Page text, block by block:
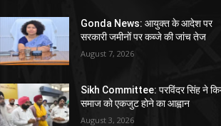
Gonda News: आयुक्त के आदेश पर
सरकारी जमीनों पर कब्जे की जांच तेज
August 7, 2026
Sikh Committee: परविंदर सिंह ने
समाज को एकजुट होने का आह्वान
August 3, 2026